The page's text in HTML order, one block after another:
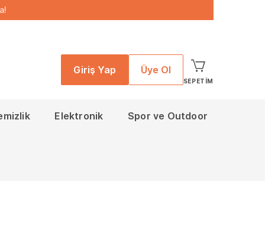
Giriş Yap Üye Ol
SEPETIM
Elektronik Spor ve Outdoor